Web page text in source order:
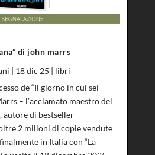
di john marrs
| 18 dic 25 | libri
de “Il giorno in cui sei
– l’acclamato maestro del
di bestseller
2 milioni di copie vendute
in Italia con “La